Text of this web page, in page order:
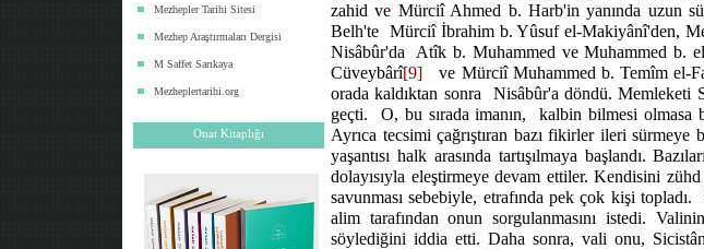
Mezhepler Tarihi Sitesi
Mezhep Araştırmaları Dergisi
M Saffet Sarıkaya
Mezheplertarihi.org
Onat Kitaplığı
zahid ve Mürciî Ahmed b. Harb'in yanında uzun
Belh'te Mürciî İbrahim b. Yûsuf el-Makiyânî'den,
Nisâbûr'da
Atîk b. Muhammed ve Muhammed b.
Cüveybârî[9] ve Mürciî Muhammed b. Temîm el-
orada kaldıktan sonra
Nisâbûr'a döndü. Memleketi
geçti.
O, bu sırada imanın,
kalbin bilmesi olmasa
Ayrıca tecsimi çağrıştıran bazı fikirler ileri
yaşantısı halk arasında tartışılmaya başlandı.
dolayısıyla eleştirmeye devam ettiler. Kendisini
savunması sebebiyle, etrafında pek çok kişi topladı.
alim tarafından onun sorgulanmasını istedi.
söylediğini iddia etti. Daha sonra, vali onu,